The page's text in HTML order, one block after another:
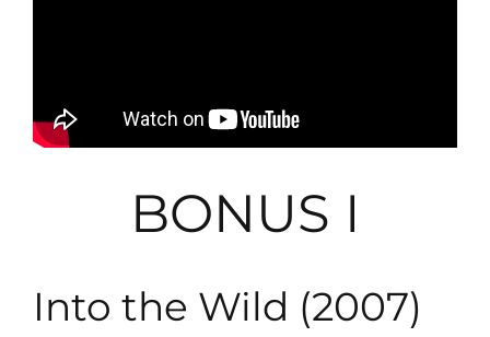
BONUS I
Into the Wild (2007)